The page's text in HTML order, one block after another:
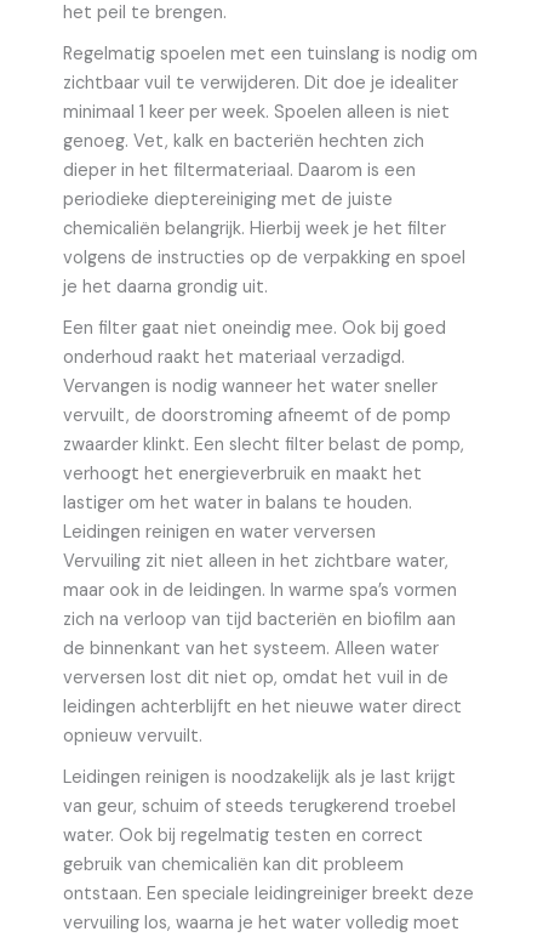
het peil te brengen.
Regelmatig spoelen met een tuinslang is nodig om
zichtbaar vuil te verwijderen. Dit doe je idealiter
minimaal 1 keer per week. Spoelen alleen is niet
genoeg. Vet, kalk en bacteriën hechten zich
dieper in het filtermateriaal. Daarom is een
periodieke dieptereiniging met de juiste
chemicaliën belangrijk. Hierbij week je het filter
volgens de instructies op de verpakking en spoel
je het daarna grondig uit.
Een filter gaat niet oneindig mee. Ook bij goed
onderhoud raakt het materiaal verzadigd.
Vervangen is nodig wanneer het water sneller
vervuilt, de doorstroming afneemt of de pomp
zwaarder klinkt. Een slecht filter belast de pomp,
verhoogt het energieverbruik en maakt het
lastiger om het water in balans te houden.
Leidingen reinigen en water verversen
Vervuiling zit niet alleen in het zichtbare water,
maar ook in de leidingen. In warme spa’s vormen
zich na verloop van tijd bacteriën en biofilm aan
de binnenkant van het systeem. Alleen water
verversen lost dit niet op, omdat het vuil in de
leidingen achterblijft en het nieuwe water direct
opnieuw vervuilt.
Leidingen reinigen is noodzakelijk als je last krijgt
van geur, schuim of steeds terugkerend troebel
water. Ook bij regelmatig testen en correct
gebruik van chemicaliën kan dit probleem
ontstaan. Een speciale leidingreiniger breekt deze
vervuiling los, waarna je het water volledig moet